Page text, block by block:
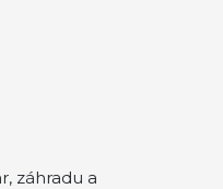
záhradu a